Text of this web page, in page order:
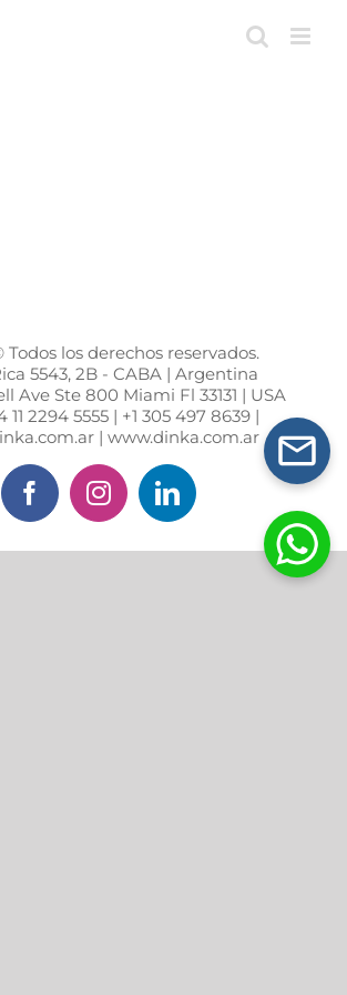
los derechos reservados.
5543, 2B - CABA | Argentina
Ave Ste 800 Miami Fl 33131 | USA
11 2294 5555 | +1 305 497 8639 |
| www.dinka.com.ar
FacebookInstagramLinkedIn